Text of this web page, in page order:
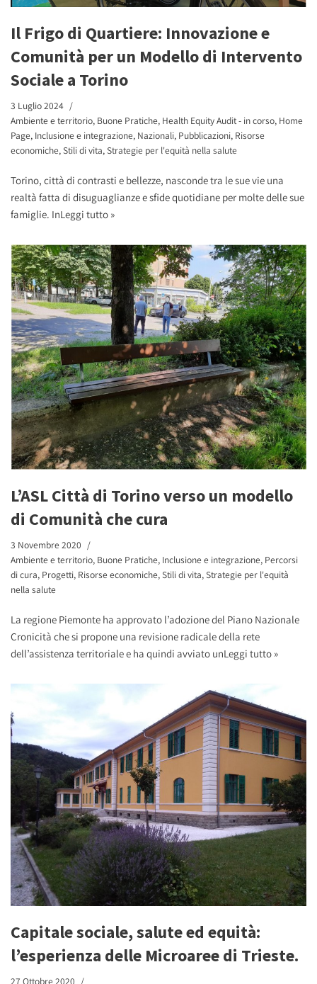
Il Frigo di Quartiere: Innovazione e
Comunità per un Modello di Intervento
Sociale a Torino
3 Luglio 2024
Ambiente e territorio, Buone Pratiche, Health Equity Audit - in corso, Home
Page, Inclusione e integrazione, Nazionali, Pubblicazioni, Risorse
economiche, Stili di vita, Strategie per l'equità nella salute
Torino, città di contrasti e bellezze, nasconde tra le sue vie una
realtà fatta di disuguaglianze e sfide quotidiane per molte delle sue
famiglie. InLeggi tutto »
L’ASL Città di Torino verso un modello
di Comunità che cura
3 Novembre 2020
Ambiente e territorio, Buone Pratiche, Inclusione e integrazione, Percorsi
di cura, Progetti, Risorse economiche,Stili di vita,Strategie per l'equità
nella salute
La regione Piemonte ha approvato l’adozione del Piano Nazionale
Cronicità che si propone una revisione radicale della rete
dell’assistenza territoriale e ha quindi avviato unLeggi tutto »
Capitale sociale, salute ed equità:
l’esperienza delle Microaree di Trieste.
27 Ottobre 2020